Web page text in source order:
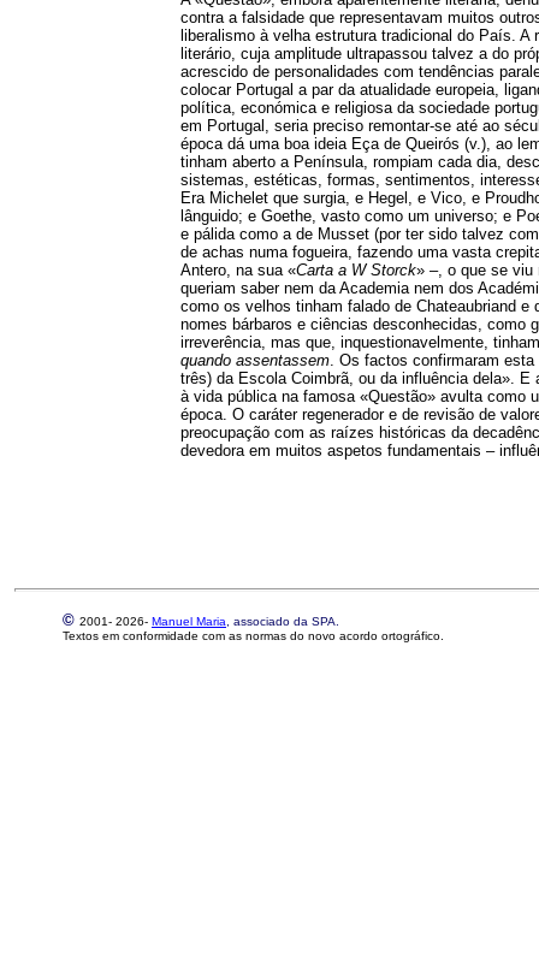
contra a falsidade que representavam muitos
liberalismo à velha estrutura tradicional do País.
literário, cuja amplitude ultrapassou talvez a do
acrescido de personalidades com tendências
colocar Portugal a par da atualidade europeia,
política, económica e religiosa da sociedade
em Portugal, seria preciso remontar-se até ao
época dá uma boa ideia Eça de Queirós (v.), ao
tinham aberto a Península, rompiam cada dia,
sistemas, estéticas, formas, sentimentos,
Era Michelet que surgia, e Hegel, e Vico, e
lânguido; e Goethe, vasto como um universo; e
e pálida como a de Musset (por ter sido talvez
de achas numa fogueira, fazendo uma vasta
Antero, na sua «Carta a W Storck» –, o que se viu
queriam saber nem da Academia nem dos
como os velhos tinham falado de Chateaubriand
nomes bárbaros e ciências desconhecidas, como
irreverência, mas que, inquestionavelmente,
quando assentassem. Os factos confirmaram
três) da Escola Coimbrã, ou da influência dela».
à vida pública na famosa «Questão» avulta como
época. O caráter regenerador e de revisão de
preocupação com as raízes históricas da
devedora em muitos aspetos fundamentais –
© 2001- 2026- Manuel Maria , associado da SPA.
Textos em conformidade com as normas do novo acordo ortográfico.